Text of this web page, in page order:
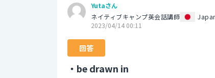
Yutaさん
ネイティブキャンプ英会話講師
2023/04/14 00:11
回答
・be drawn in